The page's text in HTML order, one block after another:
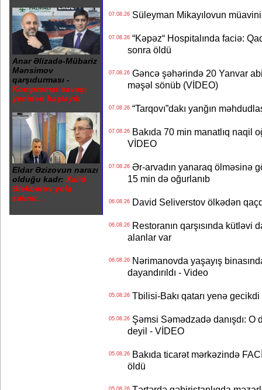
Anar Əlizadə-Mübariz
Mənsimov
qarşıdurması -
Kompromat savaşı
yenidən başlayıb
Eldar Əzizovun narazı
olduğu kadr: Xalid
Ələkbərov yola
salınır...
07.08.26Süleyman Mikayılovun
07.08.26“Kəpəz“ Hospitalında faciə:
sonra öldü
07.08.26Gəncə şəhərində 20 Yanvar
məşəl sönüb (VİDEO)
07.08.26“Tarqovı”dakı yanğın
07.08.26Bakıda 70 min manatlıq naqil
VİDEO
07.08.26Ər-arvadın yanaraq ölməsinə
15 min də oğurlanıb
06.08.26David Seliverstov ölkədən
06.08.26Restoranın qarşısında kütləvi
alanlar var
06.08.26Nərimanovda yaşayış
dayandırıldı - Video
05.08.26Tbilisi-Bakı qatarı yenə gecikdi
05.08.26Şəmsi Səmədzadə danışdı: O
deyil - VİDEO
05.08.26Bakıda ticarət mərkəzində
öldü
05.08.26